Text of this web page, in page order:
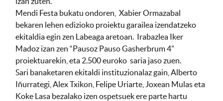
Mendi Festa bukatu ondoren, Xabier Ormazabal
bekaren lehen edizioko proiektu garailea izendatzeko
ekitaldia egin zen Labeaga aretoan. Irabazlea Iker
Madoz izan zen “Pausoz Pauso Gasherbrum 4”
proiektuarekin, eta 2.500 euroko saria jaso zuen.
Sari banaketaren ekitaldi instituzionalaz gain, Alberto
Iñurrategi, Alex Txikon, Felipe Uriarte, Joxean Mulas eta
Koke Lasa bezalako izen ospetsuek ere parte hartu